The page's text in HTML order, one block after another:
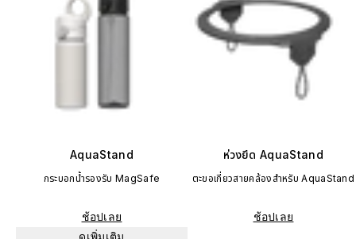
AquaStand
กระบอกน้ำรองรับ MagSafe
ช้อปเลย
ห่วงยึด AquaStand
ตะขอเกี่ยวสายคล้องสำหรับ AquaStand
ช้อปเลย